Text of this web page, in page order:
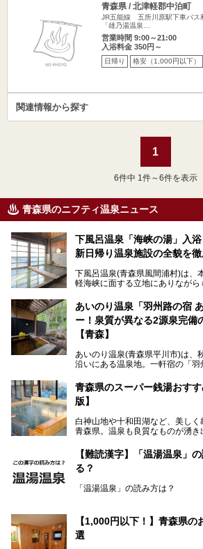
青森県 / 北津軽郡中泊町
JR五能線 五所川原駅下車バス
「雄乃湯温泉…
営業時間 9:00～21:00
入浴料金 350円～
日帰り 格安（1,000円以下）
関連情報から探す
1
6件中 1件～6件を表示
青森県のニフティ温泉ニュース
下風呂温泉「海峡の湯」入
新日帰り温泉施設の全貌を徹
下風呂温泉(青森県風間浦村)は、
軽海峡に面する立地にありながら
泉ファンが訪れる温泉地です。
「海峡の湯」は、以前あった2つ
年12月にオープンした日帰り入
浴場で使用された2つの源泉を楽
無料休憩室や食事処も併設し、地
にも利用しやすい施設へ変貌し
今回、筆者は実際に海峡の湯へ訪
底解説します！
あいのり温泉「羽州路の宿
ー！泉質が異なる2源泉完備
【青森】
あいのり温泉(青森県平川市)は、
沿いにある温泉地。一軒宿の「羽
(通称:赤湯)と無色透明の単純温泉
し、いずれも源泉100％かけ流し
う。
今回筆者は実際に宿泊し、大浴
に「羽州路の宿 あいのり」を詳
ですが、実はあいのり温泉も決
つ。その魅力を徹底解説します！
青森県のスーパー銭湯おす
版】
白神山地や十和田湖など、美し
青森県。温泉も良質なものが湧き
の山並みを眺めながら温泉に浸
当地グルメを味わうひとときは格
今回は、青森県でおすすめのスー
ください。
【難読漢字】「温湯温泉」
る？
「温湯温泉」の読み方は？
か？
【1,000円以下！】青森県
選